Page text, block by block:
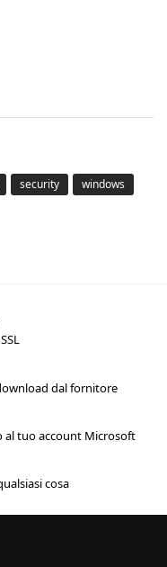
security
windows
dal fornitore
al tuo account Microsoft
cosa